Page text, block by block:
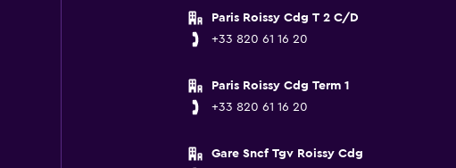
Paris Roissy Cdg T 2 C/D
+33 820 61 16 20
Paris Roissy Cdg Term 1
+33 820 61 16 20
Gare Sncf Tgv Roissy Cdg